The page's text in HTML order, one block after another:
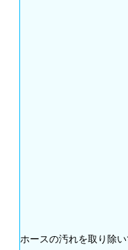
ホースの汚れを取り除